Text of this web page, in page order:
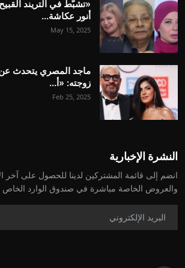
«تشبّط في التريند
أنور عكاشة...
May 15, 2025
ماجد المصري يتحدث عن
زوجته: «أ...
Feb 25, 2025
النشرة الإخبارية
انضم إلى قائمة المشتركين لدينا للحصول على آخر
والعروض الخاصة مباشرة في صندوق الوارد